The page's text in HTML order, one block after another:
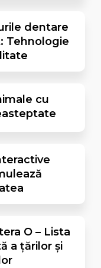
dentare
Tehnologie
cu
O – Lista
a țărilor și